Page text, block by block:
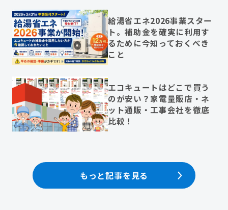
給湯省エネ2026事業スター
ト。補助金を確実に利用す
るために今知っておくべき
こと
エコキュートはどこで買う
のが安い？家電量販店・ネ
ット通販・工事会社を徹底
比較！
もっと記事を見る